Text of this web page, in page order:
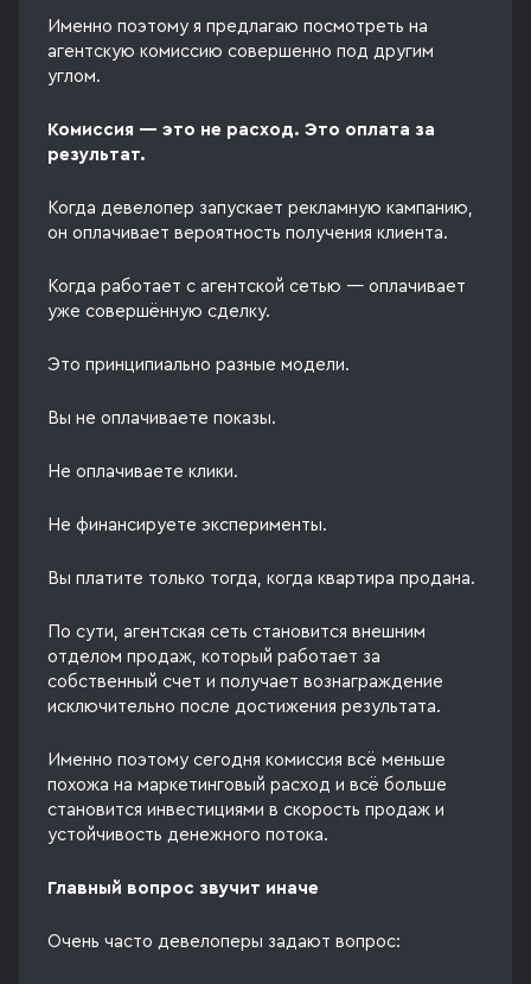
Именно поэтому я предлагаю посмотреть на
агентскую комиссию совершенно под другим
углом.
Комиссия — это не расход. Это оплата за
результат.
Когда девелопер запускает рекламную кампанию,
он оплачивает вероятность получения клиента.
Когда работает с агентской сетью — оплачивает
уже совершённую сделку.
Это принципиально разные модели.
Вы не оплачиваете показы.
Не оплачиваете клики.
Не финансируете эксперименты.
Вы платите только тогда, когда квартира продана.
По сути, агентская сеть становится внешним
отделом продаж, который работает за
собственный счет и получает вознаграждение
исключительно после достижения результата.
Именно поэтому сегодня комиссия всё меньше
похожа на маркетинговый расход и всё больше
становится инвестициями в скорость продаж и
устойчивость денежного потока.
Главный вопрос звучит иначе
Очень часто девелоперы задают вопрос: